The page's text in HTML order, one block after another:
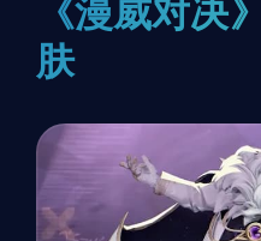
《漫威对决
肤